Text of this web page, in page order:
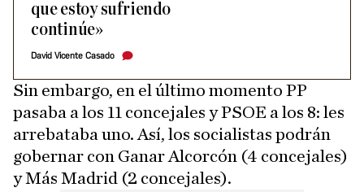
que estoy sufriendo
continúe»
David Vicente Casado
Sin embargo, en el último momento PP
pasaba a los 11 concejales y PSOE a los 8: les
arrebataba uno. Así, los socialistas podrán
gobernar con Ganar Alcorcón (4 concejales)
y Más Madrid (2 concejales).